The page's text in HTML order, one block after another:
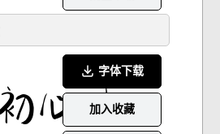
字体下载
加入收藏